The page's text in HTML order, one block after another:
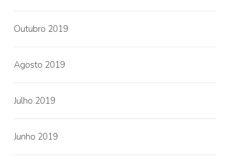
Outubro 2019
Agosto 2019
Julho 2019
Junho 2019